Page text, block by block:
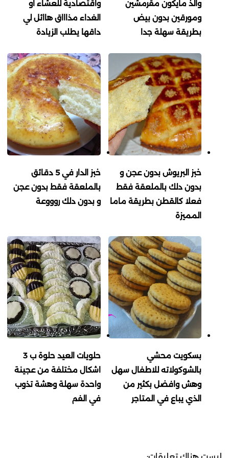
والذ مايكون مقرمشين
ومورقين بدون بيض
بطريقة سهلة جدا
واقتصادية للعشاء او
الغداء مذاااق هاائل لي
داقها يطلب الزيادة
خبز البريوش بدون عجن و
بدون دلك بالملعقة فقط
فعلا كالقطن بطريقة ماما
المميزة
خبز الدار في 5 دقائق
بالملعقة فقط بدون عجن
و بدون دلك روووعة
بسكويت محشي
بالشوكولاته للاطفال سهل
وهش وافضل بكثير من
الذي يباع في المتاجر
حلويات العيد حلوة ب 3
اشكال مختلفة من عجينة
واحدة سهلة وهشة تذوب
في الفم